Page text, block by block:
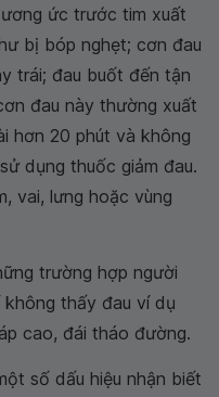
ức trước tim xuất
bị bóp nghẹt; cơn đau
trái; đau buốt đến tận
đau này thường xuất
hơn 20 phút và không
dụng thuốc giảm đau.
vai, lưng hoặc vùng
trường hợp người
thấy đau ví dụ
cao, đái tháo đường.
số dấu hiệu nhận biết